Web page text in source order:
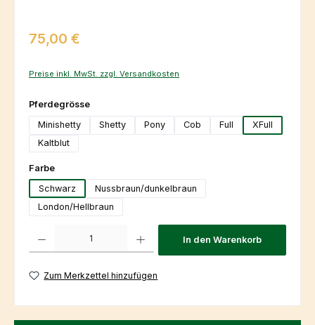
Regulärer Preis:
75,00 €
Preise inkl. MwSt. zzgl. Versandkosten
Pferdegrösseauswählen
Minishetty
Shetty Pony Cob Full
XFull
Kaltblut
Farbeauswählen
Schwarz
Nussbraun/dunkelbraun
London/Hellbraun
In den Warenkorb
Zum Merkzettel hinzufügen